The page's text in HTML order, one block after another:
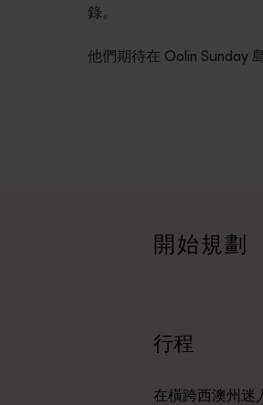
錄。
他們期待在 Oolin Sunday
<p>準備好探索西澳州了嗎？瀏覽一下
開始規劃
行程
在橫跨西澳州迷